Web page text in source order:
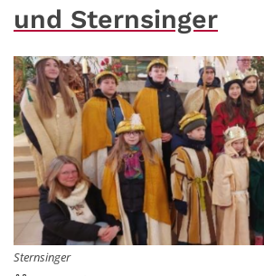
und Sternsinger
Sternsinger